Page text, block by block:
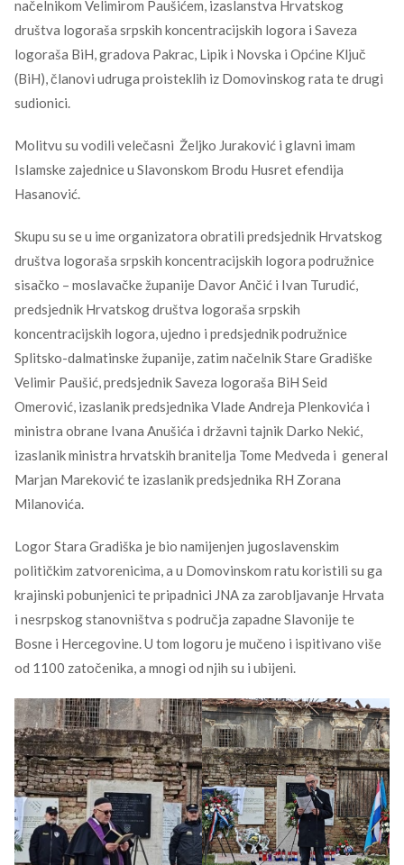
načelnikom Velimirom Paušićem, izaslanstva Hrvatskog
društva logoraša srpskih koncentracijskih logora i Saveza
logoraša BiH, gradova Pakrac, Lipik i Novska i Općine Ključ
(BiH), članovi udruga proisteklih iz Domovinskog rata te drugi
sudionici.
Molitvu su vodili velečasni Željko Juraković i glavni imam
Islamske zajednice u Slavonskom Brodu Husret efendija
Hasanović.
Skupu su se u ime organizatora obratili predsjednik Hrvatskog
društva logoraša srpskih koncentracijskih logora podružnice
sisačko – moslavačke županije Davor Ančić i Ivan Turudić,
predsjednik Hrvatskog društva logoraša srpskih
koncentracijskih logora, ujedno i predsjednik podružnice
Splitsko-dalmatinske županije, zatim načelnik Stare Gradiške
Velimir Paušić, predsjednik Saveza logoraša BiH Seid
Omerović, izaslanik predsjednika Vlade Andreja Plenkovića i
ministra obrane Ivana Anušića i državni tajnik Darko Nekić,
izaslanik ministra hrvatskih branitelja Tome Medveda i general
Marjan Mareković te izaslanik predsjednika RH Zorana
Milanovića.
Logor Stara Gradiška je bio namijenjen jugoslavenskim
političkim zatvorenicima, a u Domovinskom ratu koristili su ga
krajinski pobunjenici te pripadnici JNA za zarobljavanje Hrvata
i nesrpskog stanovništva s područja zapadne Slavonije te
Bosne i Hercegovine. U tom logoru je mučeno i ispitivano više
od 1100 zatočenika, a mnogi od njih su i ubijeni.